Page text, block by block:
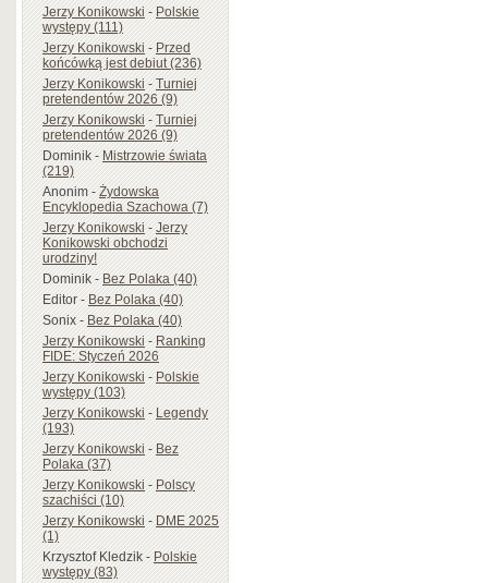
Jerzy Konikowski-Polskie
występy (111)
Jerzy Konikowski-Przed
końcówką jest debiut (236)
Jerzy Konikowski-Turniej
pretendentów 2026 (9)
Jerzy Konikowski-Turniej
pretendentów 2026 (9)
Dominik-Mistrzowie świata
(219)
Anonim-Żydowska
Encyklopedia Szachowa (7)
Jerzy Konikowski-Jerzy
Konikowski obchodzi
urodziny!
Dominik-Bez Polaka (40)
Editor-Bez Polaka (40)
Sonix-Bez Polaka (40)
Jerzy Konikowski-Ranking
FIDE: Styczeń 2026
Jerzy Konikowski-Polskie
występy (103)
Jerzy Konikowski-Legendy
(193)
Jerzy Konikowski-Bez
Polaka (37)
Jerzy Konikowski-Polscy
szachiści (10)
Jerzy Konikowski-DME 2025
(1)
Krzysztof Kledzik-Polskie
występy (83)